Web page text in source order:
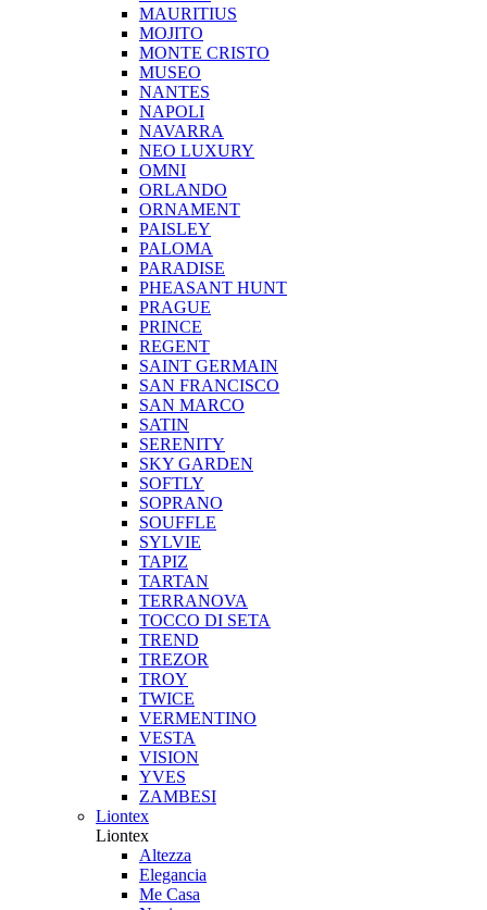
MAURITIUS
MOJITO
MONTE CRISTO
MUSEO
NANTES
NAPOLI
NAVARRA
NEO LUXURY
OMNI
ORLANDO
ORNAMENT
PAISLEY
PALOMA
PARADISE
PHEASANT HUNT
PRAGUE
PRINCE
REGENT
SAINT GERMAIN
SAN FRANCISCO
SAN MARCO
SATIN
SERENITY
SKY GARDEN
SOFTLY
SOPRANO
SOUFFLE
SYLVIE
TAPIZ
TARTAN
TERRANOVA
TOCCO DI SETA
TREND
TREZOR
TROY
TWICE
VERMENTINO
VESTA
VISION
YVES
ZAMBESI
Liontex
Liontex
Altezza
Elegancia
Me Casa